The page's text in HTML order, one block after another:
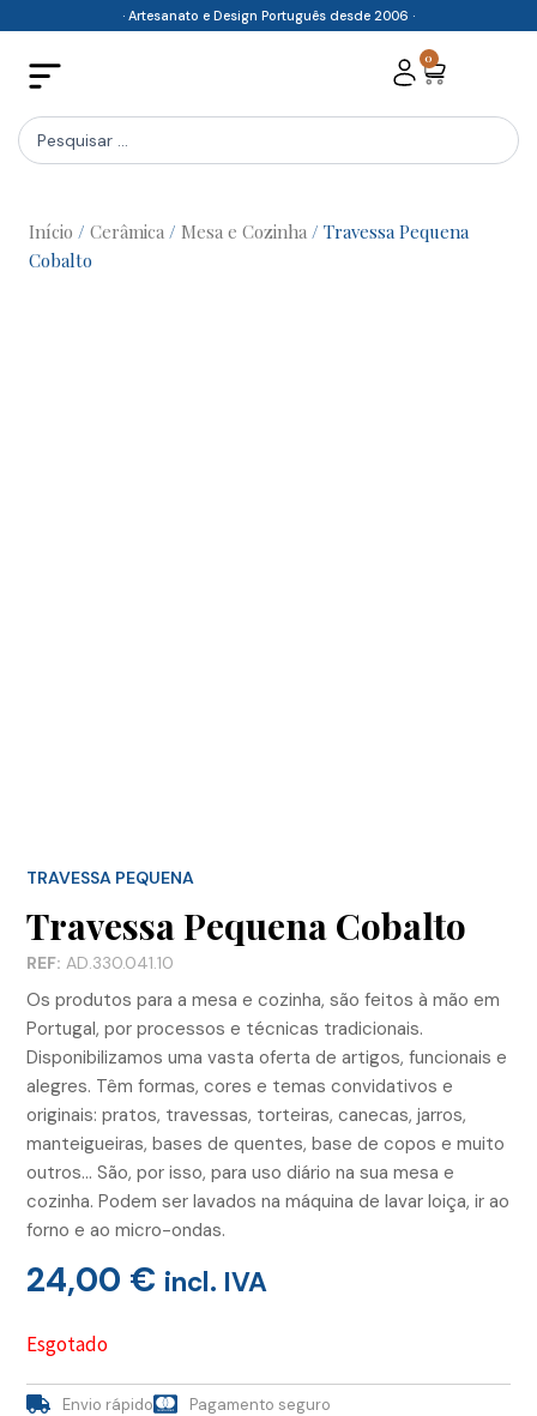
content
· Artesanato e Design Português desde 2006 ·
0
Cart
Search
...
Início / Cerâmica / Mesa e Cozinha / Travessa Pequena
Cobalto
TRAVESSA PEQUENA
Travessa Pequena Cobalto
REF: AD.330.041.10
Os produtos para a mesa e cozinha, são feitos à mão em
Portugal, por processos e técnicas tradicionais.
Disponibilizamos uma vasta oferta de artigos, funcionais e
alegres. Têm formas, cores e temas convidativos e
originais: pratos, travessas, torteiras, canecas, jarros,
manteigueiras, bases de quentes, base de copos e muito
outros… São, por isso, para uso diário na sua mesa e
cozinha. Podem ser lavados na máquina de lavar loiça, ir ao
forno e ao micro-ondas.
24,00 € incl. IVA
Esgotado
Envio rápido
Pagamento seguro